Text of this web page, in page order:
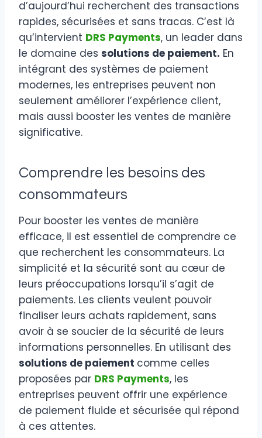
d’aujourd’hui recherchent des transactions
rapides, sécurisées et sans tracas. C’est là
qu’intervient DRS Payments, un leader dans
le domaine des solutions de paiement. En
intégrant des systèmes de paiement
modernes, les entreprises peuvent non
seulement améliorer l’expérience client,
mais aussi booster les ventes de manière
significative.
Comprendre les besoins des
consommateurs
Pour booster les ventes de manière
efficace, il est essentiel de comprendre ce
que recherchent les consommateurs. La
simplicité et la sécurité sont au cœur de
leurs préoccupations lorsqu’il s’agit de
paiements. Les clients veulent pouvoir
finaliser leurs achats rapidement, sans
avoir à se soucier de la sécurité de leurs
informations personnelles. En utilisant des
solutions de paiement comme celles
proposées par DRS Payments, les
entreprises peuvent offrir une expérience
de paiement fluide et sécurisée qui répond
à ces attentes.